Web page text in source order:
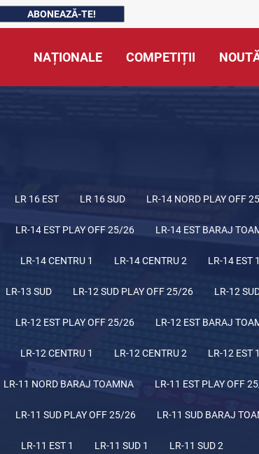
ABONEAZĂ-TE!
NAȚIONALE COMPETIȚII
LR 16 EST LR 16 SUD LR-14 NORD PLAY OFF
LR-14 EST PLAY OFF 25/26 LR-14 EST BARAJ
LR-14 CENTRU 1 LR-14 CENTRU 2 LR-14 EST 1
LR-13 SUD LR-12 SUD PLAY OFF 25/26 LR-12
LR-12 EST PLAY OFF 25/26 LR-12 EST BARAJ
LR-12 CENTRU 1 LR-12 CENTRU 2 LR-12 EST 1
LR-11 NORD BARAJ TOAMNA LR-11 EST PLAY OFF
LR-11 SUD PLAY OFF 25/26 LR-11 SUD BARAJ
LR-11 EST 1 LR-11 SUD 1 LR-11 SUD 2